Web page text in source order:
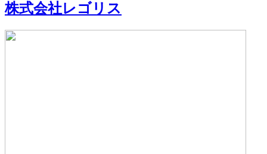
株式会社レゴリス